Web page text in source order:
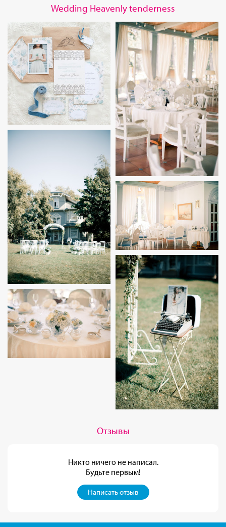
Wedding Heavenly tenderness
Отзывы
Никто ничего не написал.
Будьте первым!
Написать отзыв